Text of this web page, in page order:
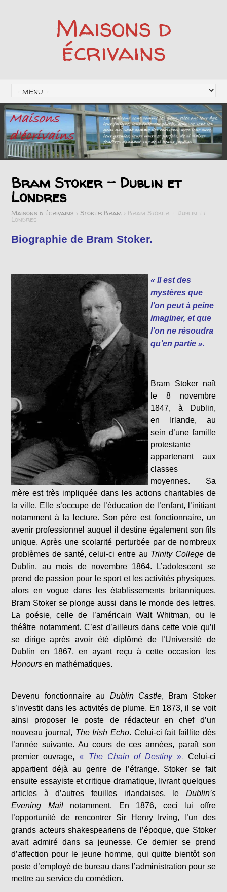
Maisons d
écrivains
Bram Stoker – Dublin et
Londres
Maisons d écrivains >Stoker Bram > Bram Stoker – Dublin et
Londres
Biographie de Bram Stoker.
« Il est des
mystères que
l’on peut à peine
imaginer, et que
l’on ne résoudra
qu’en partie ».
Bram Stoker naît
le 8 novembre
1847, à Dublin,
en Irlande, au
sein d’une famille
protestante
appartenant aux
classes
moyennes. Sa
mère est très impliquée dans les actions charitables de
la ville. Elle s’occupe de l’éducation de l’enfant, l’initiant
notamment à la lecture. Son père est fonctionnaire, un
avenir professionnel auquel il destine également son fils
unique. Après une scolarité perturbée par de nombreux
problèmes de santé, celui-ci entre au Trinity Collegede
Dublin, au mois de novembre 1864. L’adolescent se
prend de passion pour le sport et les activités physiques,
alors en vogue dans les établissements britanniques.
Bram Stoker se plonge aussi dans le monde des lettres.
La poésie, celle de l’américain Walt Whitman, ou le
théâtre notamment. C’est d’ailleurs dans cette voie qu’il
se dirige après avoir été diplômé de l’Université de
Dublin en 1867, en ayant reçu à cette occasion les
Honours en mathématiques.
Devenu fonctionnaire au Dublin Castle, Bram Stoker
s’investit dans les activités de plume. En 1873, il se voit
ainsi proposer le poste de rédacteur en chef d’un
nouveau journal, The Irish Echo. Celui-ci fait faillite dès
l’année suivante. Au cours de ces années, paraît son
premier ouvrage,
« The Chain of Destiny ». Celui-ci
appartient déjà au genre de l’étrange. Stoker se fait
ensuite essayiste et critique dramatique, livrant quelques
articles à d’autres feuilles irlandaises, le Dublin’s
Evening Mailnotamment. En 1876, ceci lui offre
l’opportunité de rencontrer Sir Henry Irving, l’un des
grands acteurs shakespeariens de l’époque, que Stoker
avait admiré dans sa jeunesse. Ce dernier se prend
d’affection pour le jeune homme, qui quitte bientôt son
poste d’employé de bureau dans l’administration pour se
mettre au service du comédien.